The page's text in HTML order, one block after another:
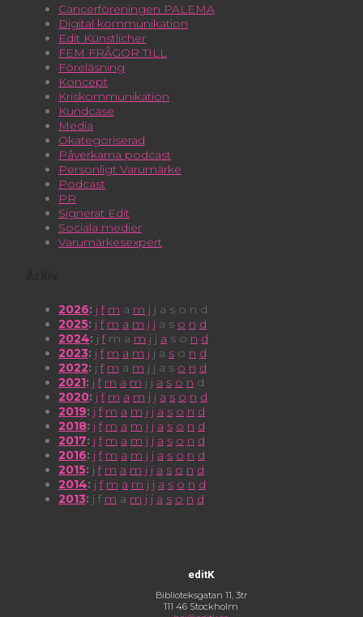
Cancerföreningen PALEMA
Digital kommunikation
Edit Künstlicher
FEM FRÅGOR TILL
Föreläsning
Koncept
Kriskommunikation
Kundcase
Media
Okategoriserad
Påverkarna podcast
Personligt Varumärke
Podcast
PR
Signerat Edit
Sociala medier
Varumärkesexpert
2026: j f m a m j j a s o n d
2025: j f m a m j j a s o n d
2024: j f m a m j j a s o n d
2023: j f m a m j j a s o n d
2022: j f m a m j j a s o n d
2021: j f m a m j j a s o n d
2020: j f m a m j j a s o n d
2019: j f m a m j j a s o n d
2018: j f m a m j j a s o n d
2017: j f m a m j j a s o n d
2016: j f m a m j j a s o n d
2015: j f m a m j j a s o n d
2014: j f m a m j j a s o n d
2013: j f m a m j j a s o n d
editK
Biblioteksgatan 11, 3tr
111 46 Stockholm